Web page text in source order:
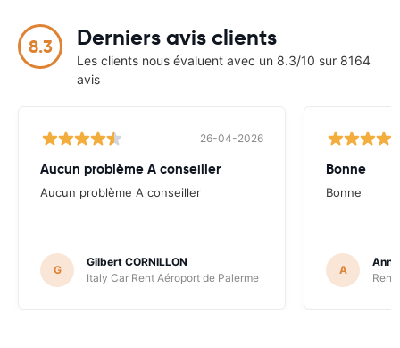
8.3 Derniers avis clients
Les clients nous évaluent avec un 8.3/10 sur 8164
avis
26-04-2026
Aucun problème A conseiller
Aucun problème A conseiller
G
Gilbert CORNILLON
Italy Car Rent Aéroport de Palerme
Bonne
Bonne
A